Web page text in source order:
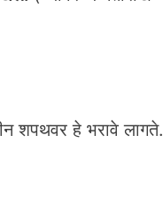
शपथवर हे भरावे लागते.